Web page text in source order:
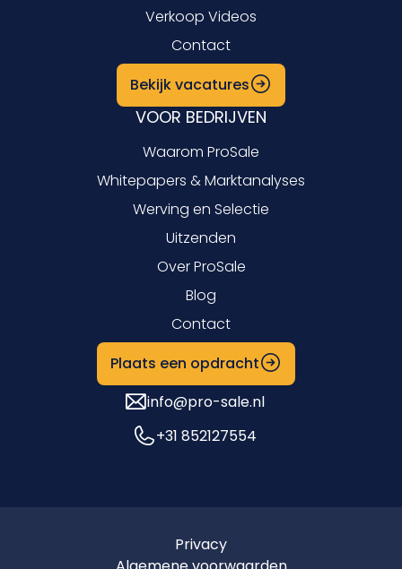
Verkoop Videos
Contact
Bekijk vacatures
VOOR BEDRIJVEN
Waarom ProSale
Whitepapers & Marktanalyses
Werving en Selectie
Uitzenden
Over ProSale
Blog
Contact
Plaats een opdracht
info@pro-sale.nl
+31 852127554
Privacy